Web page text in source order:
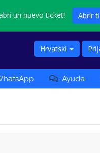
un nuevo ticket! Abrir
Hrvatski
Ayuda